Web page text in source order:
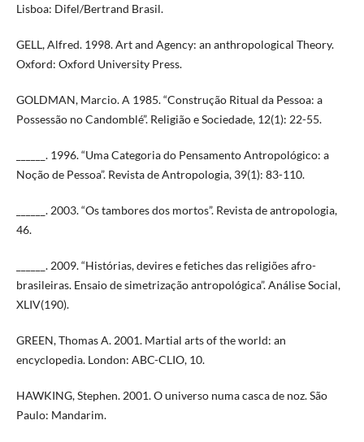
Lisboa: Difel/Bertrand Brasil.
GELL, Alfred. 1998. Art and Agency: an anthropological Theory.
Oxford: Oxford University Press.
GOLDMAN, Marcio. A 1985. “Construção Ritual da Pessoa: a
Possessão no Candomblé”. Religião e Sociedade, 12(1): 22-55.
______. 1996. “Uma Categoria do Pensamento Antropológico: a
Noção de Pessoa”. Revista de Antropologia, 39(1): 83-110.
______. 2003. “Os tambores dos mortos”. Revista de antropologia,
46.
______. 2009. “Histórias, devires e fetiches das religiões afro-
brasileiras. Ensaio de simetrização antropológica”. Análise Social,
XLIV(190).
GREEN, Thomas A. 2001. Martial arts of the world: an
encyclopedia. London: ABC-CLIO, 10.
HAWKING, Stephen. 2001. O universo numa casca de noz. São
Paulo: Mandarim.